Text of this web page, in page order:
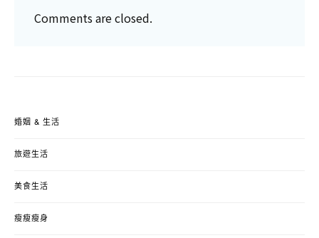
Comments are closed.
婚姻 & 生活
旅遊生活
美食生活
瘦瘦瘦身